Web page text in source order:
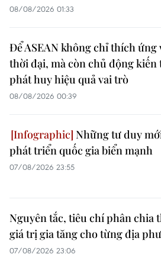
08/08/2026 01:33
Để ASEAN không chỉ thích ứng
thời đại, mà còn chủ động kiến
phát huy hiệu quả vai trò
08/08/2026 00:39
Những tư duy
phát triển quốc gia biển mạnh
07/08/2026 23:55
Nguyên tắc, tiêu chí phân chia
giá trị gia tăng cho từng địa
07/08/2026 23:06